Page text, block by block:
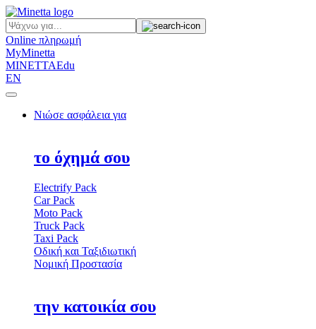
Online πληρωμή
MyMinetta
MINETTAEdu
EN
Νιώσε ασφάλεια για
το όχημά σου
Electrify Pack
Car Pack
Moto Pack
Truck Pack
Taxi Pack
Οδική και Ταξιδιωτική
Νομική Προστασία
την κατοικία σου